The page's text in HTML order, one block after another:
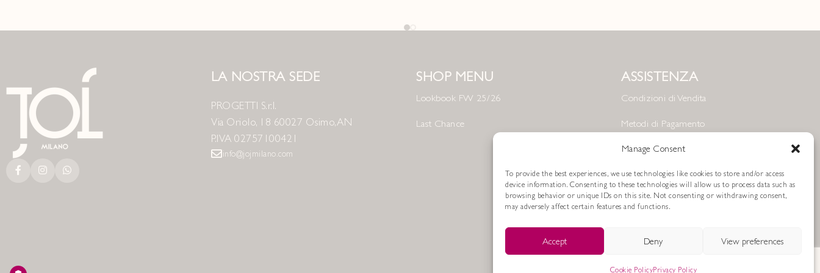
Manage Consent
To provide the best experiences, we use technologies like cookies to store and/or access
device information. Consenting to these technologies will allow us to process data such as
browsing behavior or unique IDs on this site. Not consenting or withdrawing consent,
may adversely affect certain features and functions.
Accept Deny View preferences
Cookie PolicyPrivacy Policy
LA NOSTRA SEDE
PROGETTI S.r.l.
Via Oriolo, 18 60027 Osimo, AN
P.IVA 02757100421
info@jojmilano.com
SHOP MENU
Lookbook FW 25/26
Last Chance
ASSISTENZA
Condizioni di Vendita
Metodi di Pagamento
Resi e Rimborsi
Spedizioni
Cookie Policy